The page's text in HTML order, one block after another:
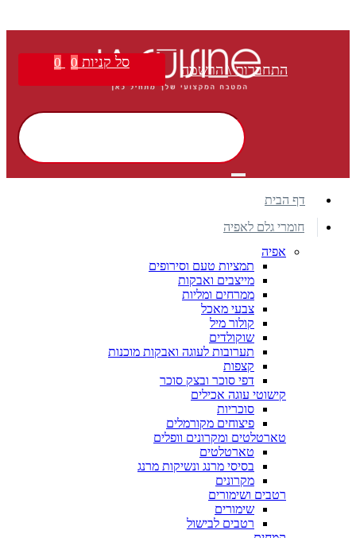
התחברות \ הרשמה סל קניות 0
0
דף הבית
חומרי גלם לאפיה
אפיה
תמציות טעם וסירופים
מייצבים ואבקות
ממרחים ומליות
צבעי מאכל
קולור מיל
שוקולדים
תערובות לעוגה ואבקות מוכנות
קצפות
דפי סוכר ובצק סוכר
קישוטי עוגה אכילים
סוכריות
פיצוחים מקורמלים
טארטלטים ומקרונים וופלים
טארטלטים
בסיסי מרנג ונשיקות מרנג
מקרונים
רטבים ושימורים
שימורים
רטבים לבישול